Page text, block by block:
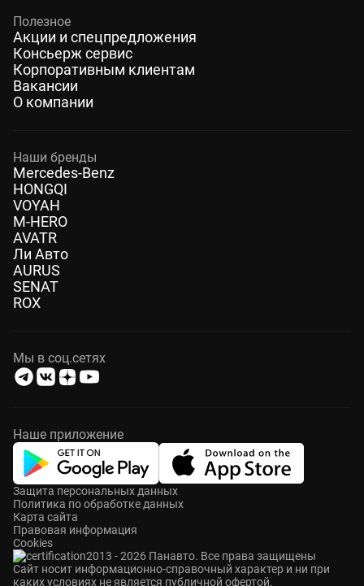
Полезное
Акции и спецпредложения
Консьерж сервис
Корпоративным клиентам
Вакансии
О компании
Наши бренды
Mercedes-Benz
HONGQI
VOYAH
M-HERO
AVATR
Ли Авто
AURUS
SENAT
ROX
Мы в соц.сетях
Наше приложение
2013 - 2026 Панавто. Все права защищены
Cайт носит информационно-справочный характер и ни при
каких условиях не является публичной офертой.
Защита персональных данных
Политика по обработке данных
Карта сайта
Правовая информация
Cookies